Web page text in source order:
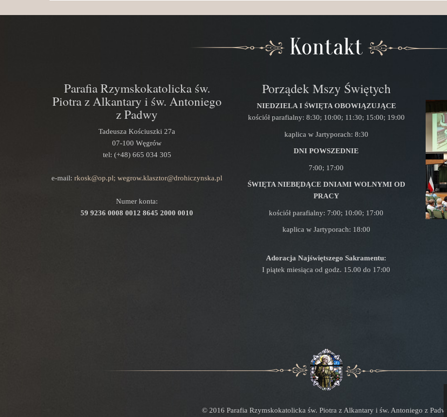
Kontakt
Parafia Rzymskokatolicka św.
Piotra z Alkantary i św. Antoniego
z Padwy
Tadeusza Kościuszki 27a
07-100 Węgrów
tel: (+48) 665 034 305
e-mail: rkosk@op.pl; wegrow.klasztor@drohiczynska.pl
Numer konta:
59 9236 0008 0012 8645 2000 0010
Porządek Mszy Świętych
NIEDZIELA I ŚWIĘTA OBOWIĄZUJĄCE
kościół parafialny: 8:30; 10:00; 11:30; 15:00; 19:00
kaplica w Jartyporach: 8:30
DNI POWSZEDNIE
7:00; 17:00
ŚWIĘTA NIEBĘDĄCE DNIAMI WOLNYMI OD
PRACY
kościół parafialny: 7:00; 10:00; 17:00
kaplica w Jartyporach: 18:00
Adoracja Najświętszego Sakramentu:
I piątek miesiąca od godz. 15.00 do 17:00
© 2016 Parafia Rzymskokatolicka św. Piotra z Alkantary i św. Antoniego z Padwy